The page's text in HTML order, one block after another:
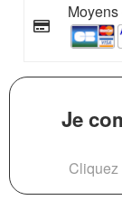
Je
Cliquez